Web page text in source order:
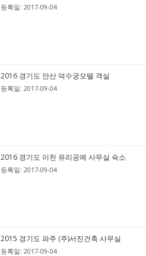
등록일: 2017-09-04
2016 경기도 안산 덕수궁모텔 객실
등록일: 2017-09-04
2016 경기도 이천 유리공예 사무실 숙소
등록일: 2017-09-04
2015 경기도 파주 (주)서진건축 사무실
등록일: 2017-09-04